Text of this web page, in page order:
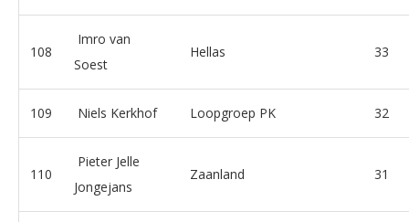
108
Imro van
Soest
Hellas 33
109 Niels Kerkhof Loopgroep PK 32
110
Pieter Jelle
Jongejans
Zaanland 31